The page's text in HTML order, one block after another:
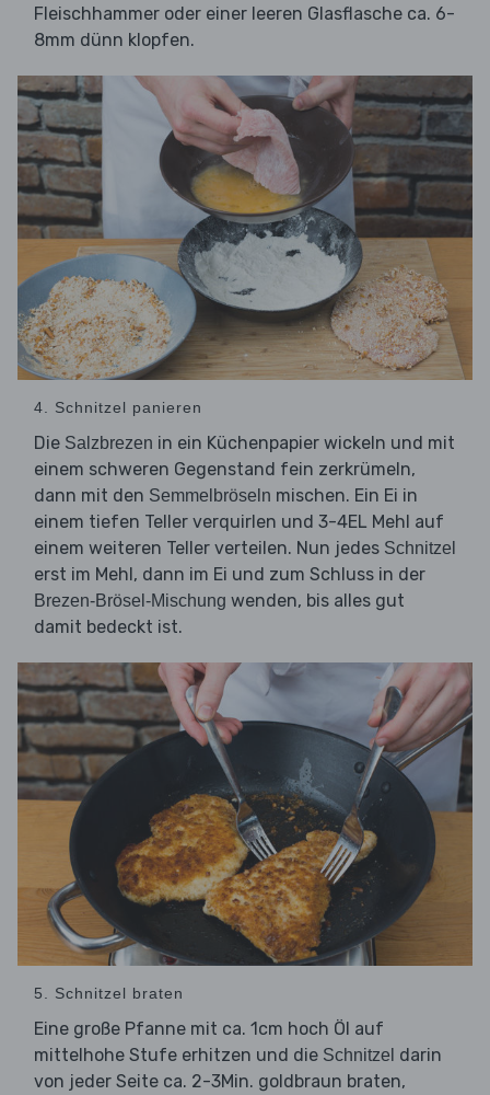
Fleischhammer oder einer leeren Glasflasche ca. 6-
8mm dünn klopfen.
4. Schnitzel panieren
Die Salzbrezen in ein Küchenpapier wickeln und mit
einem schweren Gegenstand fein zerkrümeln,
dann mit den Semmelbröseln mischen. Ein Ei in
einem tiefen Teller verquirlen und 3-4EL Mehl auf
einem weiteren Teller verteilen. Nun jedes Schnitzel
erst im Mehl, dann im Ei und zum Schluss in der
Brezen-Brösel-Mischung wenden, bis alles gut
damit bedeckt ist.
5. Schnitzel braten
Eine große Pfanne mit ca. 1cm hoch Öl auf
mittelhohe Stufe erhitzen und die Schnitzel darin
von jeder Seite ca. 2-3Min. goldbraun braten,